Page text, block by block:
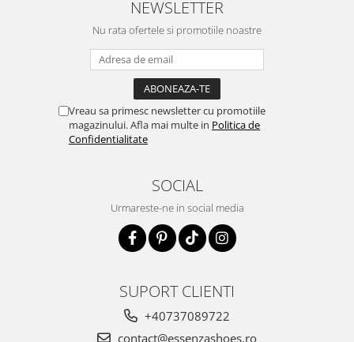
NEWSLETTER
Nu rata ofertele si promotiile noastre
Vreau sa primesc newsletter cu promotiile
magazinului. Afla mai multe in Politica de
Confidentialitate
SOCIAL
Urmareste-ne in social media
SUPORT CLIENTI
+40737089722
contact@essenzashoes.ro